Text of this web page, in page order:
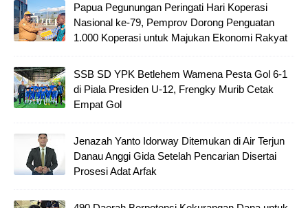
Papua Pegunungan Peringati Hari Koperasi
Nasional ke-79, Pemprov Dorong Penguatan
1.000 Koperasi untuk Majukan Ekonomi Rakyat
SSB SD YPK Betlehem Wamena Pesta Gol 6-1
di Piala Presiden U-12, Frengky Murib Cetak
Empat Gol
Jenazah Yanto Idorway Ditemukan di Air Terjun
Danau Anggi Gida Setelah Pencarian Disertai
Prosesi Adat Arfak